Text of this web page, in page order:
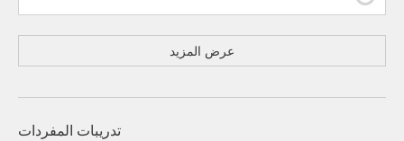
عرض المزيد
تدريبات المفردات